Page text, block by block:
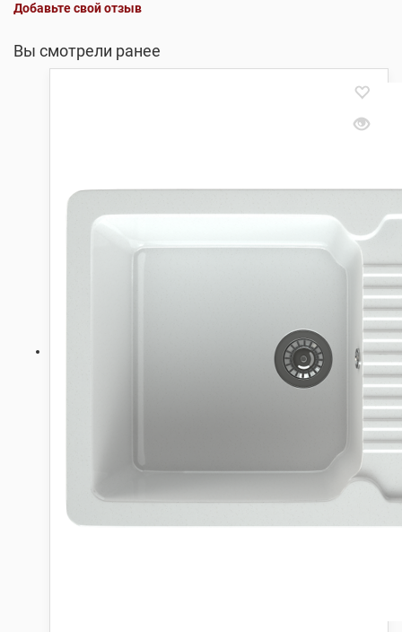
Добавьте свой отзыв
Вы смотрели ранее